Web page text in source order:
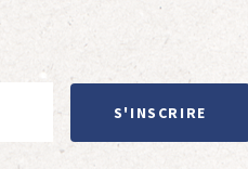
S'INSCRIRE